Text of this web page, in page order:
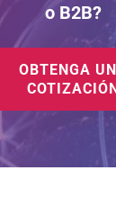
o B2B?
OBTENGA